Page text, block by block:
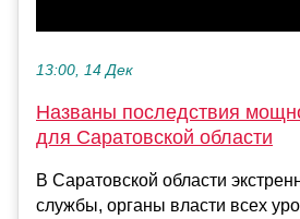
13:00, 14 Дек
Названы последствия
для Саратовской области
В Саратовской области
службы, органы власти всех